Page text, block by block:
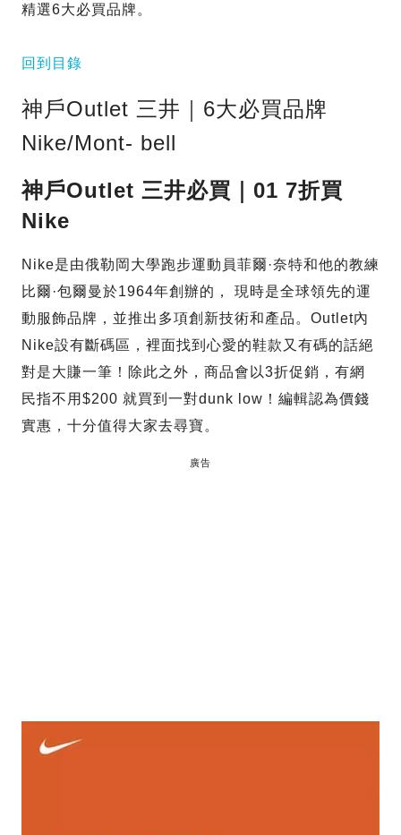
精選6大必買品牌。
回到目錄
神戶Outlet 三井｜6大必買品牌
Nike/Mont- bell
神戶Outlet 三井必買｜01 7折買
Nike
Nike是由俄勒岡大學跑步運動員菲爾·奈特和他的教練
比爾·包爾曼於1964年創辦的， 現時是全球領先的運
動服飾品牌，並推出多項創新技術和產品。Outlet內
Nike設有斷碼區，裡面找到心愛的鞋款又有碼的話絕
對是大賺一筆！除此之外，商品會以3折促銷，有網
民指不用$200 就買到一對dunk low！編輯認為價錢
實惠，十分值得大家去尋寶。
廣告